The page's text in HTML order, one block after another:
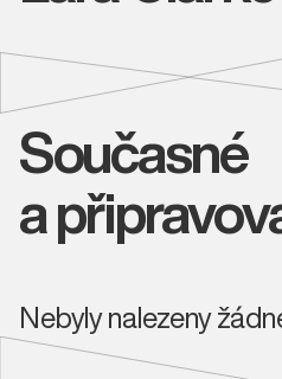
Současné
a
Nebyly nalezeny